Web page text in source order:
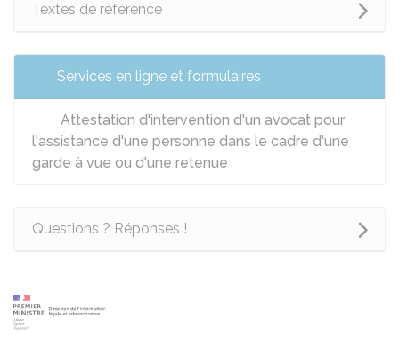
Textes de référence
Services en ligne et formulaires
Attestation d'intervention d'un avocat pour
l'assistance d'une personne dans le cadre d'une
garde à vue ou d'une retenue
Questions ? Réponses !